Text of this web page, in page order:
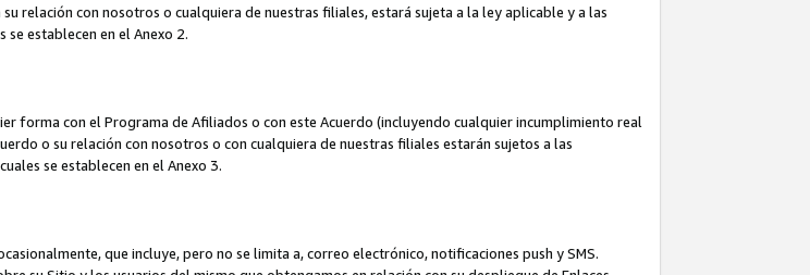
relación con nosotros o cualquiera de nuestras filiales, estará sujeta a la ley aplicable y a las
establecen en el Anexo 2.
forma con el Programa de Afiliados o con este Acuerdo (incluyendo cualquier incumplimiento real
o su relación con nosotros o con cualquiera de nuestras filiales estarán sujetos a las
se establecen en el Anexo 3.
que incluye, pero no se limita a, correo electrónico, notificaciones push y SMS.